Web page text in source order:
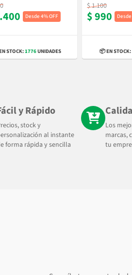
4% OFF
STOCK:1776UNIDADES
$ 1.100
$ 990
📦 EN STOCK:
y Rápido
stock y
al instante
forma rápida y sencilla
Los
marcas,
tu